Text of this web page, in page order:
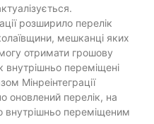
розширило перелік
мешканці яких
отримати грошову
внутрішньо переміщені
Мінреінтеграції
оновлений перелік, на
внутрішньо переміщеним